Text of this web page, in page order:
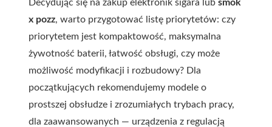
Decydując się na zakup elektron ik sigara lub smok
x pozz, warto przygotować listę priorytetów: czy
priorytetem jest kompaktowość, maksymalna
żywotność baterii, łatwość obsługi, czy może
możliwość modyfikacji i rozbudowy? Dla
początkujących rekomendujemy modele o
prostszej obsłudze i zrozumiałych trybach pracy,
dla zaawansowanych — urządzenia z regulacją